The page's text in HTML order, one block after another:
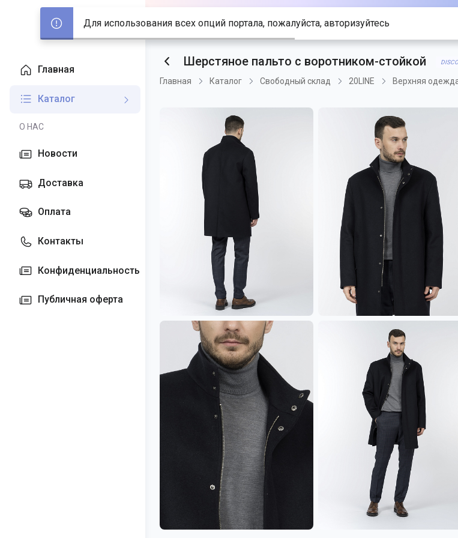
Главная
Каталог
О НАС
Новости
Доставка
Оплата
Контакты
Конфиденциальность
Публичная оферта
Шерстяное пальто с воротником-стойкой
Главная Каталог Свободный склад 20LINE Верхняя
Для использования всех опций портала, пожалуйста, авторизуйтесь